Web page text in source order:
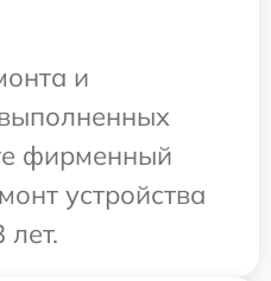
и
фирменный
устройства